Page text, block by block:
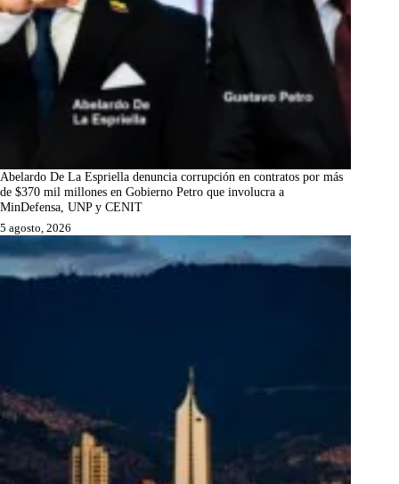
Abelardo De La Espriella denuncia corrupción en contratos por más
de $370 mil millones en Gobierno Petro que involucra a
MinDefensa, UNP y CENIT
5 agosto, 2026